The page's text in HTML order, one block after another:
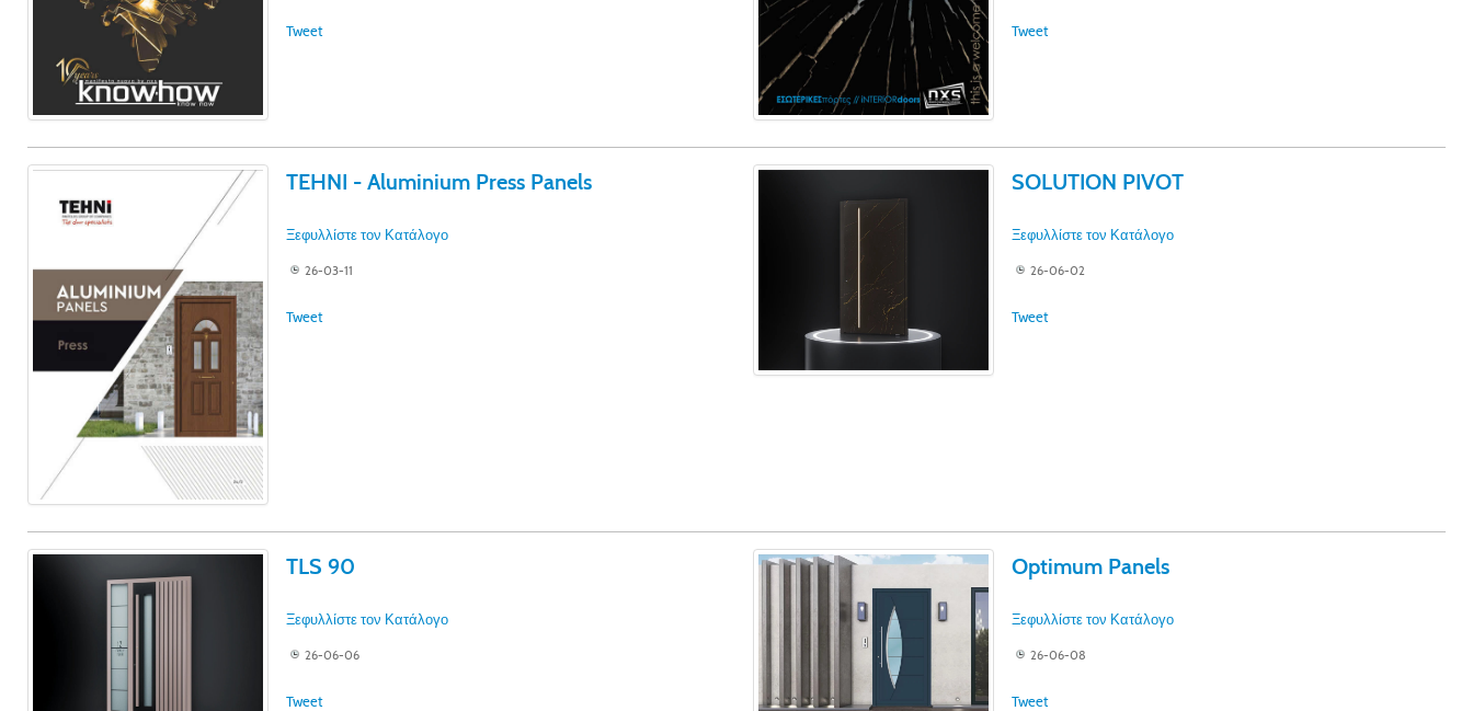
Tweet Tweet
TEHNI - Aluminium Press Panels
Ξεφυλλίστε τον Κατάλογο
26-03-11
Tweet
SOLUTION PIVOT
Ξεφυλλίστε τον Κατάλογο
26-06-02
Tweet
TLS 90
Ξεφυλλίστε τον Κατάλογο
26-06-06
Tweet
Optimum Panels
Ξεφυλλίστε τον Κατάλογο
26-06-08
Tweet